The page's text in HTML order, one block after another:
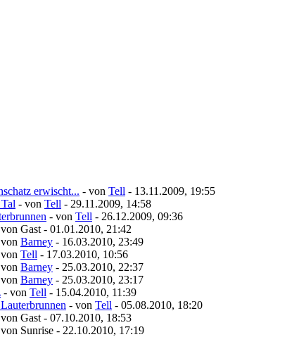
erwischt... - von Tell - 13.11.2009, 19:55
- von Tell - 29.11.2009, 14:58
- von Tell - 26.12.2009, 09:36
Gast - 01.01.2010, 21:42
Barney - 16.03.2010, 23:49
Tell - 17.03.2010, 10:56
Barney - 25.03.2010, 22:37
Barney - 25.03.2010, 23:17
- von Tell - 15.04.2010, 11:39
- von Tell - 05.08.2010, 18:20
Gast - 07.10.2010, 18:53
Sunrise - 22.10.2010, 17:19